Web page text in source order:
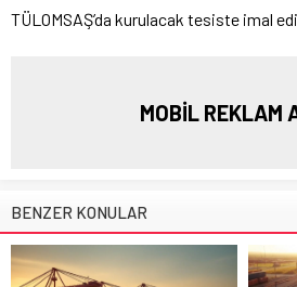
TÜLOMSAŞ’da kurulacak tesiste imal
MOBİL REKLAM
BENZER KONULAR